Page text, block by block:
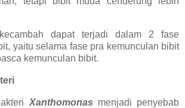
dapat terjadi dalam 2 fase
yaitu selama fase pra kemunculan bibit
kemunculan bibit.
Xanthomonas menjadi penyebab